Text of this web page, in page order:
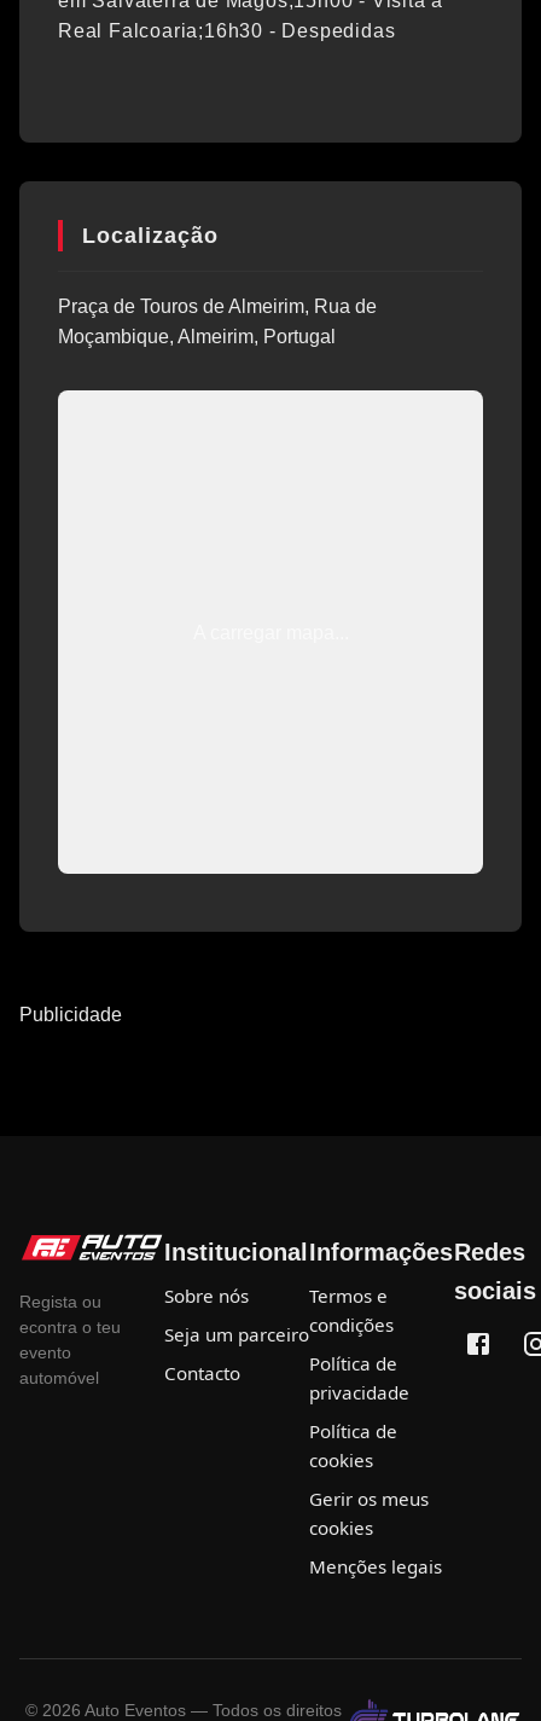
Real Falcoaria;16h30 - Despedidas
Localização
Praça de Touros de Almeirim, Rua de
Moçambique, Almeirim, Portugal
Publicidade
Regista ou
econtra o teu
evento
automóvel
Institucional
Sobre nós
Seja um parceiro
Contacto
Informações
Termos e
condições
Política de
privacidade
Política de
cookies
Gerir os meus
cookies
Menções legais
Redes
sociais
© 2026 Auto Eventos — Todos os direitos